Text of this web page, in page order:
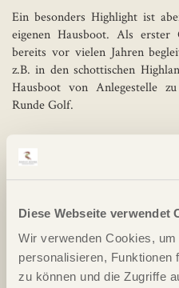
Diese Webseite verwendet
Wir verwenden Cookies,
personalisieren, Funktionen
zu können und die Zugriffe
Ein besonders Highlight ist
eigenen Hausboot. Als erster
bereits vor vielen Jahren
z.B. in den schottischen
Hausboot von Anlegestelle
Runde Golf.
Longs